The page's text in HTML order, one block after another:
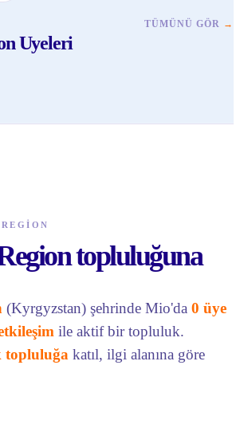
Uyeleri
TÜMÜNÜ GÖR →
topluluğuna
(Kyrgyzstan) şehrinde Mio'da 0 üye
ile aktif bir topluluk.
topluluğa katıl, ilgi alanına göre